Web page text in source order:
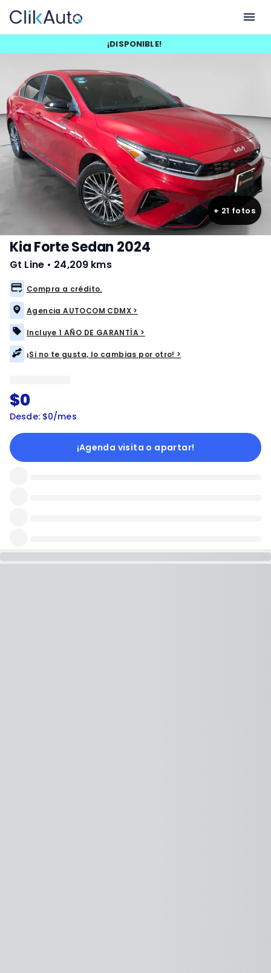
¡DISPONIBLE!
+ 21 fotos
Kia Forte Sedan 2024
Gt Line • 24,209 kms
Compra a crédito.
Agencia AUTOCOM CDMX >
Incluye 1 AÑO DE GARANTÍA >
¡Si no te gusta, lo cambias por otro! >
$0
Desde: $0/mes
¡Agenda visita o apartar!